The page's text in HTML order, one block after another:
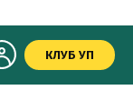
КЛУБ УП